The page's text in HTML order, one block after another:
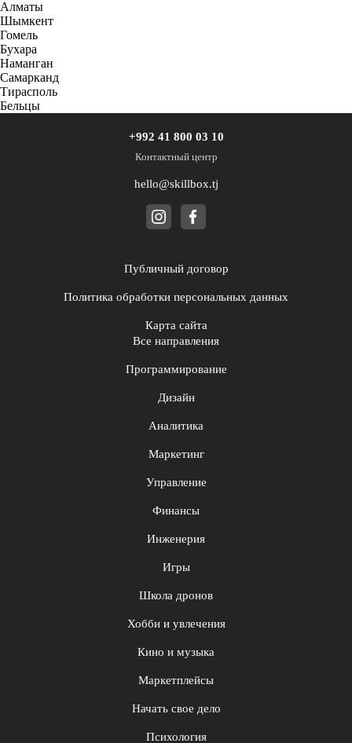
Алматы
Шымкент
Гомель
Бухара
Наманган
Самарканд
Тирасполь
Бельцы
+992 41 800 03 10
Контактный центр
hello@skillbox.tj
Публичный договор
Политика обработки персональных данных
Карта сайта
Все направления
Программирование
Дизайн
Аналитика
Маркетинг
Управление
Финансы
Инженерия
Игры
Школа дронов
Хобби и увлечения
Кино и музыка
Маркетплейсы
Начать свое дело
Психология